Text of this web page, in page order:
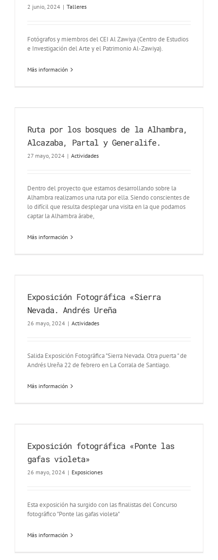
2 junio, 2024 | Talleres
Fotógrafos y miembros del CEI Al Zawiya (Centro de Estudios
e Investigación del Arte y el Patrimonio Al-Zawiya).
Más información
Ruta por los bosques de la Alhambra,
Alcazaba, Partal y Generalife.
27 mayo, 2024 | Actividades
Dentro del proyecto que estamos desarrollando sobre la
Alhambra realizamos una ruta por ella. Siendo conscientes de
lo difícil que resulta desplegar una visita en la que podamos
captar la Alhambra árabe,
Más información
Exposición Fotográfica «Sierra
Nevada. Andrés Ureña
26 mayo, 2024 | Actividades
Salida Exposición Fotográfica "Sierra Nevada. Otra puerta " de
Andrés Ureña 22 de febrero en La Corrala de Santiago.
Más información
Exposición fotográfica «Ponte las
gafas violeta»
26 mayo, 2024 | Exposiciones
Esta exposición ha surgido con las finalistas del Concurso
fotográfico "Ponte las gafas violeta"
Más información